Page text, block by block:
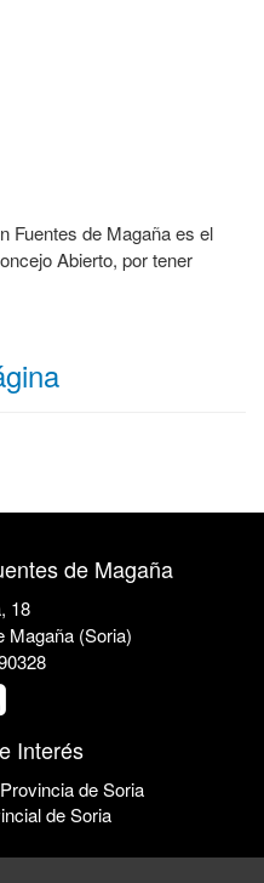
Fuentes de Magaña es el
Abierto, por tener
de Magaña
18
Magaña (Soria)
Interés
de Soria
de Soria